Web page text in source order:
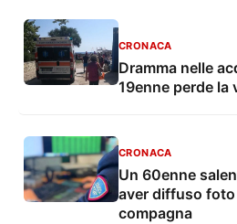
CRONACA
Dramma nelle
19enne perde la
CRONACA
Un 60enne
aver diffuso
compagna